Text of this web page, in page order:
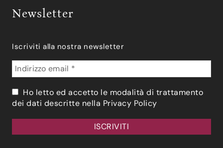
Newsletter
Iscriviti alla nostra newsletter
Ho letto ed accetto le modalità di trattamento
dei dati descritte nella Privacy Policy